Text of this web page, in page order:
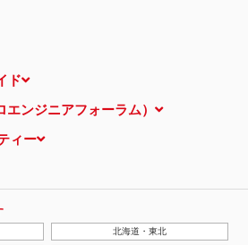
ド
エンジニアフォーラム）
ィー
北海道・東北